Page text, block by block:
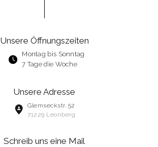
Unsere Öffnungszeiten
Montag bis Sonntag
7 Tage die Woche
Unsere Adresse
Glemseckstr. 52
71229 Leonberg
Schreib uns eine Mail